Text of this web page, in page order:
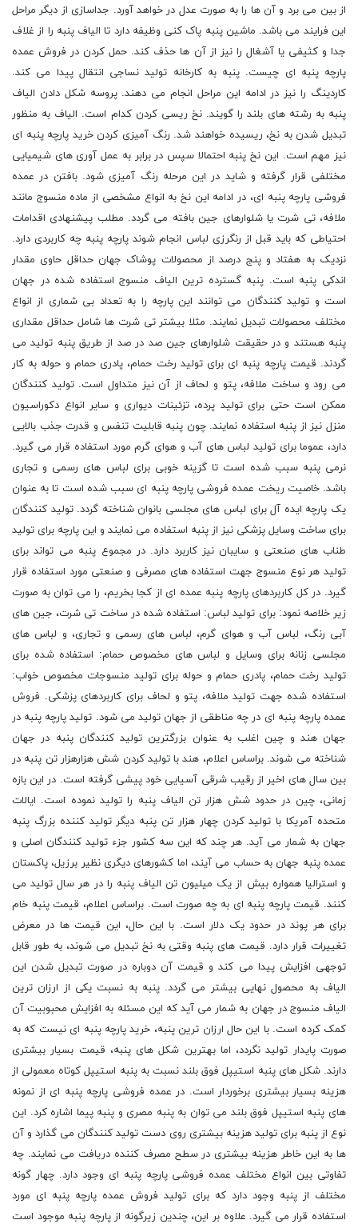
از بین می برد و آن ها را به صورت عدل در خواهد آورد. جداسازی از دیگر مراحل
این فرایند می باشد. ماشین پنبه پاک کنی وظیفه دارد تا الیاف پنبه را از غلاف
جدا و کثیفی یا آشغال را نیز از آن ها حذف کند. حمل کردن در فروش عمده
پارچه پنبه ای چیست. پنبه به کارخانه تولید نساجی انتقال پیدا می کند.
کاردینگ را نیز در ادامه این مراحل انجام می دهند. پروسه شکل دادن الیاف
پنبه به رشته های بلند را گویند. نخ ریسی کردن کدام است. الیاف به منظور
تبدیل شدن به نخ، ریسیده خواهند شد. رنگ آمیزی کردن خرید پارچه پنبه ای
نیز مهم است. این نخ پنبه احتمالا سپس در برابر به عمل آوری های شیمیایی
مختلفی قرار گرفته و شاید در این مرحله رنگ آمیزی شود. بافتن در عمده
فروشی پارچه پنبه ای، در ادامه این نخ به انواع مشخصی از ماده منسوج مانند
ملافه، تی شرت یا شلوارهای جین بافته می گردد. مطلب پیشنهادی اقدامات
احتیاطی که باید قبل از رنگرزی لباس انجام شوند پارچه پنبه چه کاربردی دارد.
نزدیک به هفتاد و پنج درصد از محصولات پوشاک جهان حداقل حاوی مقدار
اندکی پنبه است. پنبه گسترده ترین الیاف منسوج استفاده شده در جهان
است و تولید کنندگان می توانند این پارچه را به تعداد بی شماری از انواع
مختلف محصولات تبدیل نمایند. مثلا بیشتر تی شرت ها شامل حداقل مقداری
پنبه هستند و در حقیقت شلوارهای جین صد در صد از طریق پنبه تولید می
گردند. قیمت پارچه پنبه ای برای تولید رخت حمام، پادری حمام و حوله به کار
می رود و ساخت ملافه، پتو و لحاف از آن نیز متداول است. تولید کنندگان
ممکن است حتی برای تولید پرده، تزئینات دیواری و سایر انواع دکوراسیون
منزل نیز از پنبه استفاده نمایند. چون پنبه قابلیت تنفس و قدرت جذب بالایی
دارد، عموما برای تولید لباس های آب و هوای گرم مورد استفاده قرار می گیرد.
نرمی پنبه سبب شده است تا گزینه خوبی برای لباس های رسمی و تجاری
باشد. خاصیت ریخت عمده فروشی پارچه پنبه ای سبب شده است تا به عنوان
یک پارچه ایده آل برای لباس های مجلسی بانوان شناخته گردد. تولید کنندگان
برای ساخت وسایل پزشکی نیز از پنبه استفاده می نمایند و این پارچه برای تولید
طناب های صنعتی و سایبان نیز کاربرد دارد. در مجموع پنبه می تواند برای
تولید هر نوع منسوج جهت استفاده های مصرفی و صنعتی مورد استفاده قرار
گیرد. در کل کاربردهای پارچه پنبه عمده ای از کجا بخریم، را می توان به صورت
زیر خلاصه نمود: برای تولید لباس: استفاده شده در ساخت تی شرت، جین های
آبی رنگ، لباس آب و هوای گرم، لباس های رسمی و تجاری، و لباس های
مجلسی زنانه برای وسایل و لباس های مخصوص حمام: استفاده شده برای
تولید رخت حمام، پادری حمام و حوله برای تولید منسوجات مخصوص خواب:
استفاده شده جهت تولید ملافه، پتو و لحاف برای کاربردهای پزشکی. فروش
عمده پارچه پنبه ای در چه مناطقی از جهان تولید می شود. تولید پارچه پنبه در
جهان هند و چین اغلب به عنوان بزرگترین تولید کنندگان پنبه در جهان
شناخته می شوند. براساس اعلام، هند با تولید کردن شش هزارهزار تن پنبه در
بین سال های اخیر از رقیب شرقی آسیایی خود پیشی گرفته است. در این بازه
زمانی، چین در حدود شش هزار تن الیاف پنبه را تولید نموده است. ایالات
متحده آمریکا با تولید کردن چهار هزار تن پنبه دیگر تولید کننده بزرگ پنبه
جهان به شمار می آید. هر چند که این سه کشور جزء تولید کنندگان اصلی و
عمده پنبه جهان به حساب می آیند، اما کشورهای دیگری نظیر برزیل، پاکستان
و استرالیا همواره بیش از یک میلیون تن الیاف پنبه را در هر سال تولید می
کنند. قیمت پارچه پنبه ای به چه صورت است. براساس اعلام، قیمت پنبه خام
برای هر پوند در حدود یک دلار است. با این حال، این قیمت ها در معرض
تغییرات قرار دارد. قیمت های پنبه وقتی به نخ تبدیل می شوند، به طور قابل
توجهی افزایش پیدا می کند و قیمت آن دوباره در صورت تبدیل شدن این
الیاف به محصول نهایی بیشتر می گردد. پنبه به نسبت یکی از ارزان ترین
الیاف منسوج در جهان به شمار می آید که این مسئله به افزایش محبوبیت آن
کمک کرده است. با این حال ارزان ترین پنبه، خرید پارچه پنبه ای نیست که به
صورت پایدار تولید نگردد، اما بهترین شکل های پنبه، قیمت بسیار بیشتری
دارند. شکل های پنبه استیپل فوق بلند نسبت به پنبه استیپل کوتاه معمولی از
هزینه بسیار بیشتری برخوردار است. در عمده فروشی پارچه پنبه ای از نمونه
های پنبه استیپل فوق بلند می توان به پنبه مصری و پنبه پیما اشاره کرد. این
نوع از پنبه برای تولید هزینه بیشتری روی دست تولید کنندگان می گذارد و آن
ها به این خاطر هزینه بیشتری در سطح مصرف کننده دریافت می نمایند. چه
تفاوتی بین انواع مختلف عمده فروشی پارچه پنبه ای وجود دارد. چهار گونه
مختلف از پنبه وجود دارد که برای تولید فروش عمده پارچه پنبه ای مورد
استفاده قرار می گیرد. علاوه بر این، چندین زیرگونه از پارچه پنبه موجود است